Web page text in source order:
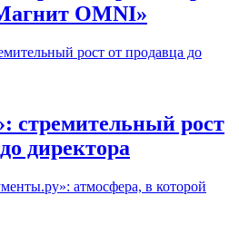
OMNI»
стремительный рост
директора